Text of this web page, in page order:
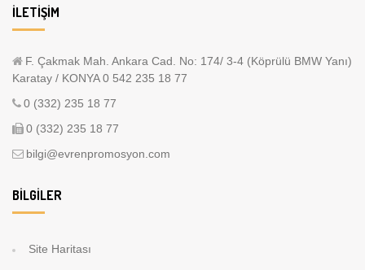
İLETIŞIM
F. Çakmak Mah. Ankara Cad. No: 174/ 3-4 (Köprülü BMW Yanı)
Karatay / KONYA 0 542 235 18 77
0 (332) 235 18 77
0 (332) 235 18 77
bilgi@evrenpromosyon.com
BILGILER
Site Haritası